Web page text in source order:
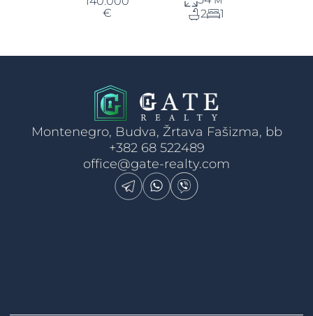
€
2
1
Montenegro, Budva, Žrtava Fašizma, bb
+382 68 522489
office@gate-realty.com